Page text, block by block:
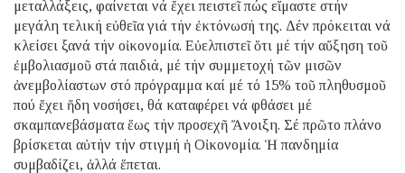
μεταλλάξεις, φαίνεται νά ἔχει πειστεῖ πώς εἴμαστε στήν
μεγάλη τελική εὐθεῖα γιά τήν ἐκτόνωσή της. Δέν πρόκειται νά
κλείσει ξανά τήν οἰκονομία. Εὐελπιστεῖ ὅτι μέ τήν αὔξηση τοῦ
ἐμβολιασμοῦ στά παιδιά, μέ τήν συμμετοχή τῶν μισῶν
ἀνεμβολίαστων στό πρόγραμμα καί μέ τό 15% τοῦ πληθυσμοῦ
πού ἔχει ἤδη νοσήσει, θά καταφέρει νά φθάσει μέ
σκαμπανεβάσματα ἕως τήν προσεχῆ Ἄνοιξη. Σέ πρῶτο πλάνο
βρίσκεται αὐτήν τήν στιγμή ἡ Οἰκονομία. Ἡ πανδημία
συμβαδίζει, ἀλλά ἕπεται.